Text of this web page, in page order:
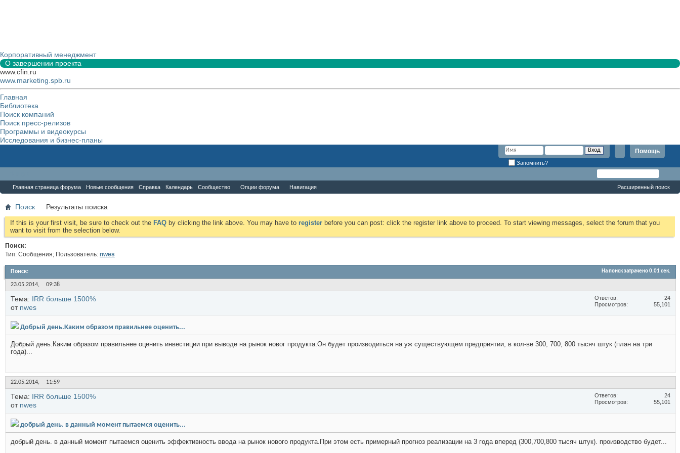
Корпоративный менеджмент
О завершении проекта
www.cfin.ru
www.marketing.spb.ru
Главная
Библиотека
Поиск компаний
Поиск пресс-релизов
Программы и видеокурсы
Исследования и бизнес-планы
Помощь
Запомнить?
Главная страница форума Новые сообщения Справка Календарь Сообщество Опции форума Навигация Расширенный поиск
Поиск Результаты поиска
If this is your first visit, be sure to check out the FAQ by clicking the link above. You may have to register before you can post: click the register link above to proceed. To start viewing messages, select the forum that you
want to visit from the selection below.
Поиск:
Тип: Сообщения; Пользователь: nwes
Поиск: На поиск затрачено0.01 сек.
23.05.2014, 09:38
Тема: IRR больше 1500%
от nwes
Ответов
24
Просмотров
55,101
Добрый день.Каким образом правильнее оценить...
Добрый день.Каким образом правильнее оценить инвестиции при выводе на рынок новог продукта.Он будет производиться на уж существующем предприятии, в кол-ве 300, 700, 800 тысяч штук (план на три
года)...
22.05.2014, 11:59
Тема: IRR больше 1500%
от nwes
Ответов
24
Просмотров
55,101
добрый день. в данный момент пытаемся оценить...
добрый день. в данный момент пытаемся оценить эффективность ввода на рынок нового продукта.При этом есть примерный прогноз реализации на 3 года вперед (300,700,800 тысяч штук). производство будет...